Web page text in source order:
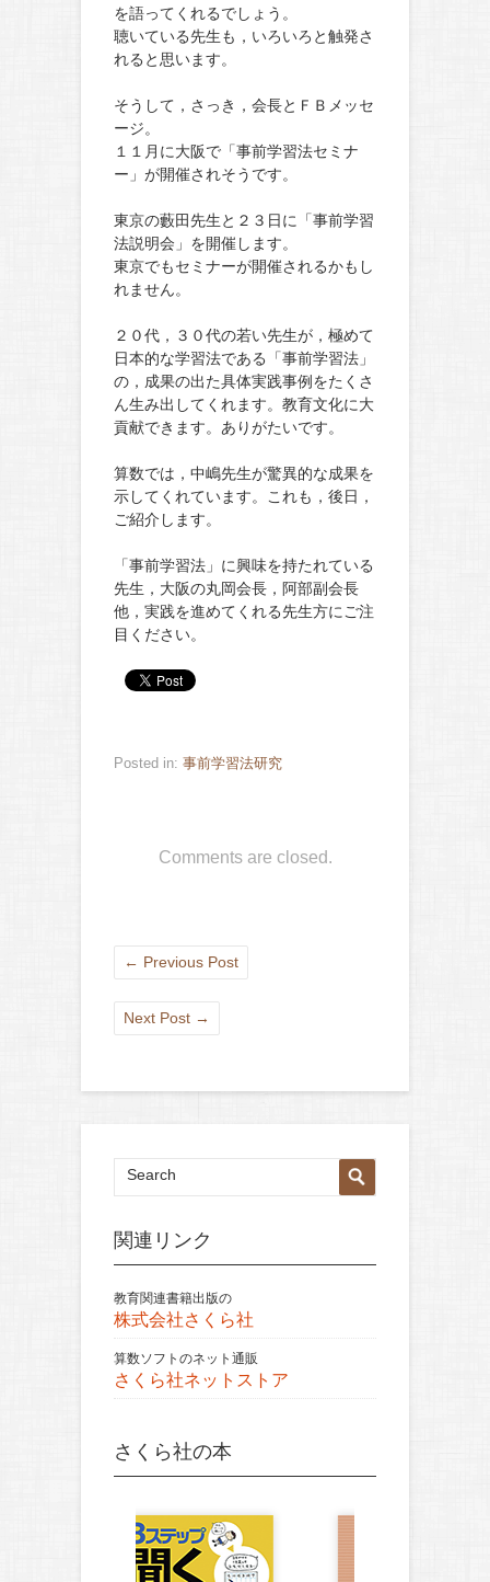
を語ってくれるでしょう。
聴いている先生も，いろいろと触発さ
れると思います。
そうして，さっき，会長とＦＢメッセ
ージ。
１１月に大阪で「事前学習法セミナ
ー」が開催されそうです。
東京の藪田先生と２３日に「事前学習
法説明会」を開催します。
東京でもセミナーが開催されるかもし
れません。
２０代，３０代の若い先生が，極めて
日本的な学習法である「事前学習法」
の，成果の出た具体実践事例をたくさ
ん生み出してくれます。教育文化に大
貢献できます。ありがたいです。
算数では，中嶋先生が驚異的な成果を
示してくれています。これも，後日，
ご紹介します。
「事前学習法」に興味を持たれている
先生，大阪の丸岡会長，阿部副会長
他，実践を進めてくれる先生方にご注
目ください。
Posted in: 事前学習法研究
Comments are closed.
← Previous Post
Next Post →
関連リンク
教育関連書籍出版の
株式会社さくら社
算数ソフトのネット通販
さくら社ネットストア
さくら社の本